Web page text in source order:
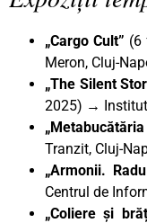
„Cargo Cult” (6
Meron, Cluj-
„The Silent
2025) →
„Metabucătăria
Tranzit, Cluj-
„Armonii.
Centrul de
„Coliere și